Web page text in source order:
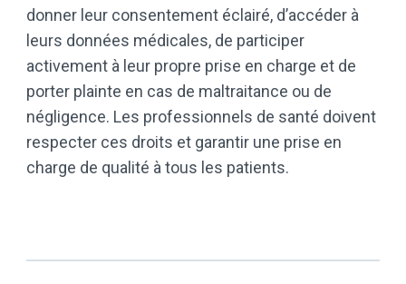
donner leur consentement éclairé, d’accéder à
leurs données médicales, de participer
activement à leur propre prise en charge et de
porter plainte en cas de maltraitance ou de
négligence. Les professionnels de santé doivent
respecter ces droits et garantir une prise en
charge de qualité à tous les patients.